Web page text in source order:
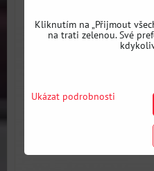
Kliknutím na „Přijmout
na trati zelenou. Své
Ukázat podrobnosti